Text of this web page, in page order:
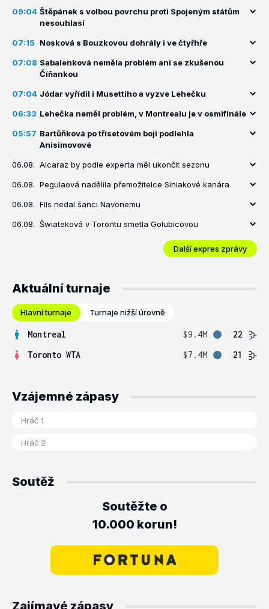
09:04 Štěpánek s volbou povrchu proti Spojeným státům
nesouhlasí
07:15 Nosková s Bouzkovou dohrály i ve čtyřhře
07:08 Sabalenková neměla problém ani se zkušenou
Číňankou
07:04 Jódar vyřídil i Musettiho a vyzve Lehečku
06:33 Lehečka neměl problém, v Montrealu je v osmifinále
05:57 Bartůňková po třísetovém boji podlehla
Anisimovové
06.08. Alcaraz by podle experta měl ukončit sezonu
06.08. Pegulaová nadělila přemožitelce Siniakové kanára
06.08. Fils nedal šanci Navonemu
06.08. Šwiateková v Torontu smetla Golubicovou
Další expres zprávy
Aktuální turnaje
Hlavní turnaje Turnaje nižší úrovně
Montreal $9.4M
22
Toronto WTA
$7.4M 21
Vzájemné zápasy
Soutěž
Soutěžte o
10.000 korun!
Zajímavé zápasy